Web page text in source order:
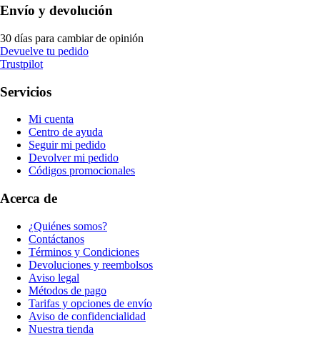
Envío y devolución
30 días para cambiar de opinión
Devuelve tu pedido
Trustpilot
Servicios
Mi cuenta
Centro de ayuda
Seguir mi pedido
Devolver mi pedido
Códigos promocionales
Acerca de
¿Quiénes somos?
Contáctanos
Términos y Condiciones
Devoluciones y reembolsos
Aviso legal
Métodos de pago
Tarifas y opciones de envío
Aviso de confidencialidad
Nuestra tienda